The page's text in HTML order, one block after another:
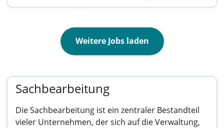
Weitere Jobs laden
Sachbearbeitung
Die Sachbearbeitung ist ein zentraler Bestandteil
vieler Unternehmen, der sich auf die Verwaltung,